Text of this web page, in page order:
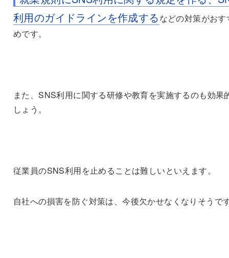
利用のガイドラインを作成するなどの対策がおす
めです。
また、SNS利用に関する研修や教育を実施するのも効果
しょう。
従業員のSNS利用を止めることは難しいといえます。
自社への損害を防ぐ対策は、今後欠かせなくなりそうで